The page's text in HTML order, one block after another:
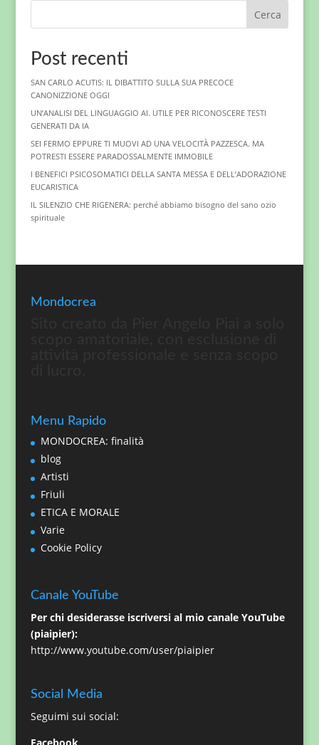
Cerca
Post recenti
SAN CARLO ACUTIS: IL DIBATTITO SULLA SUA PRECOCE
CANONIZZIONE OGGI
UN’ANALISI DEL LINGUAGGIO AI. UTILE PER RICONOSCERE TESTI
GENERATI DA IA
SEI FERMO EPPURE TI MUOVI AD UNA VELOCITÀ PAZZESCA. MA
POTRESTI ESSERE PARADOSSALMENTE IMMOBILE
I BENEFICI PSICOSOMATICI DELLA SANTA MESSA E DELL’ADORAZIONE
EUCARISTICA
IL SILENZIO CHE RIGENERA: perché abbiamo bisogno del sano ozio
spirituale
Mondocrea
Menu Rapido
MONDOCREA: finalità
blog
Artisti
Friuli
ETICA E MORALE
Varie
Cookie Policy
Canale YouTube
Per chi desiderasse iscriversi al mio canale YouTube
(piaipier):
http://www.youtube.com/user/piaipier
Social Media
Seguimi sui social:
Facebook